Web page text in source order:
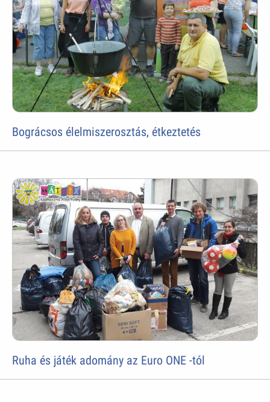
Bográcsos élelmiszerosztás, étkeztetés
Ruha és játék adomány az Euro ONE -tól